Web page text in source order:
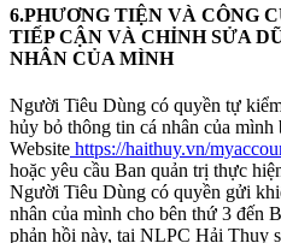
6.PHƯƠNG TIỆN VÀ CÔNG
TIẾP CẬN VÀ CHỈNH SỬA
NHÂN CỦA MÌNH
Người Tiêu Dùng có quyền tự
hủy bỏ thông tin cá nhân của mình
Website https://haithuy.vn/
hoặc yêu cầu Ban quản trị thực
Người Tiêu Dùng có quyền gửi
nhân của mình cho bên thứ 3 đến
phản hồi này, tại NLPC Hải Thuỵ